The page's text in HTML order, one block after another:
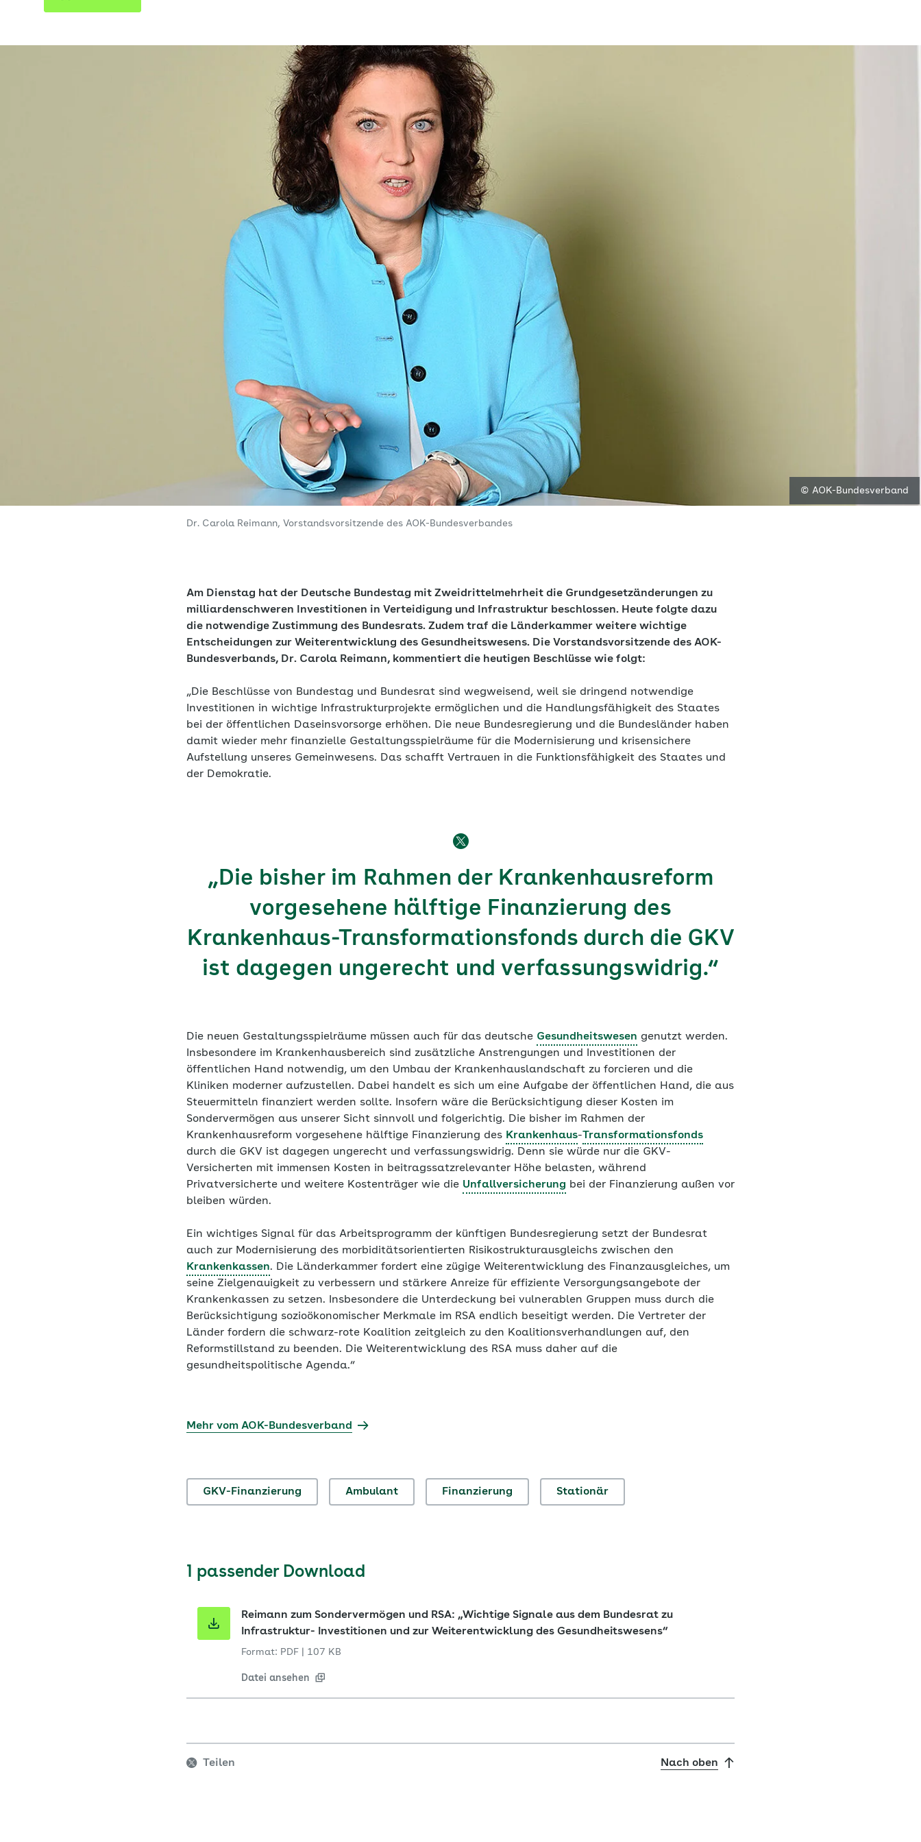
© AOK-Bundesverband
Dr. Carola Reimann, Vorstandsvorsitzende des AOK-Bundesverbandes
Am Dienstag hat der Deutsche Bundestag mit Zweidrittelmehrheit die Grundgesetzänderungen zu
milliardenschweren Investitionen in Verteidigung und Infrastruktur beschlossen. Heute folgte dazu
die notwendige Zustimmung des Bundesrats. Zudem traf die Länderkammer weitere wichtige
Entscheidungen zur Weiterentwicklung des Gesundheitswesens. Die Vorstandsvorsitzende des AOK-
Bundesverbands, Dr. Carola Reimann, kommentiert die heutigen Beschlüsse wie folgt:
„Die Beschlüsse von Bundestag und Bundesrat sind wegweisend, weil sie dringend notwendige
Investitionen in wichtige Infrastrukturprojekte ermöglichen und die Handlungsfähigkeit des Staates
bei der öffentlichen Daseinsvorsorge erhöhen. Die neue Bundesregierung und die Bundesländer haben
damit wieder mehr finanzielle Gestaltungsspielräume für die Modernisierung und krisensichere
Aufstellung unseres Gemeinwesens. Das schafft Vertrauen in die Funktionsfähigkeit des Staates und
der Demokratie.
„Die bisher im Rahmen der Krankenhausreform
vorgesehene hälftige Finanzierung des
Krankenhaus-Transformationsfonds durch die GKV
ist dagegen ungerecht und verfassungswidrig.“
Die neuen Gestaltungsspielräume müssen auch für das deutsche Gesundheitswesen genutzt werden.
Insbesondere im Krankenhausbereich sind zusätzliche Anstrengungen und Investitionen der
öffentlichen Hand notwendig, um den Umbau der Krankenhauslandschaft zu forcieren und die
Kliniken moderner aufzustellen. Dabei handelt es sich um eine Aufgabe der öffentlichen Hand, die aus
Steuermitteln finanziert werden sollte. Insofern wäre die Berücksichtigung dieser Kosten im
Sondervermögen aus unserer Sicht sinnvoll und folgerichtig. Die bisher im Rahmen der
Krankenhausreform vorgesehene hälftige Finanzierung des Krankenhaus-Transformationsfonds
durch die GKV ist dagegen ungerecht und verfassungswidrig. Denn sie würde nur die GKV-
Versicherten mit immensen Kosten in beitragssatzrelevanter Höhe belasten, während
Privatversicherte und weitere Kostenträger wie die Unfallversicherung bei der Finanzierung außen vor
bleiben würden.
Ein wichtiges Signal für das Arbeitsprogramm der künftigen Bundesregierung setzt der Bundesrat
auch zur Modernisierung des morbiditätsorientierten Risikostrukturausgleichs zwischen den
Krankenkassen. Die Länderkammer fordert eine zügige Weiterentwicklung des Finanzausgleiches, um
seine Zielgenauigkeit zu verbessern und stärkere Anreize für effiziente Versorgungsangebote der
Krankenkassen zu setzen. Insbesondere die Unterdeckung bei vulnerablen Gruppen muss durch die
Berücksichtigung sozioökonomischer Merkmale im RSA endlich beseitigt werden. Die Vertreter der
Länder fordern die schwarz-rote Koalition zeitgleich zu den Koalitionsverhandlungen auf, den
Reformstillstand zu beenden. Die Weiterentwicklung des RSA muss daher auf die
gesundheitspolitische Agenda.“
Mehr vom AOK-Bundesverband
GKV-Finanzierung Ambulant Finanzierung Stationär
1 passender Download
Reimann zum Sondervermögen und RSA: „Wichtige Signale aus dem Bundesrat zu
Infrastruktur- Investitionen und zur Weiterentwicklung des Gesundheitswesens“
Format: PDF 107 KB
Datei ansehen
Teilen Nach oben